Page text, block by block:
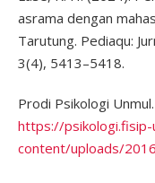
asrama dengan
Tarutung. Pediaqu:
3(4), 5413–5418.
Prodi Psikologi
https://psikologi.fisip-
content/uploads/